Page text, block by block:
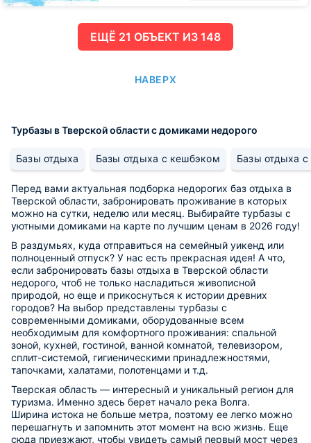
ЕЩË 21 ОБЪЕКТ ИЗ 148
НАВЕРХ
Турбазы в Тверской области с домиками недорого
Базы отдыха Базы отдыха с кешбэком Базы отдыха с
Перед вами актуальная подборка недорогих баз отдыха в
Тверской области, забронировать проживание в которых
можно на сутки, неделю или месяц. Выбирайте турбазы с
уютными домиками на карте по лучшим ценам в 2026 году!
В раздумьях, куда отправиться на семейный уикенд или
полноценный отпуск? У нас есть прекрасная идея! А что,
если забронировать базы отдыха в Тверской области
недорого, чтоб не только насладиться живописной
природой, но еще и прикоснуться к истории древних
городов? На выбор представлены турбазы с
современными домиками, оборудованные всем
необходимым для комфортного проживания: спальной
зоной, кухней, гостиной, ванной комнатой, телевизором,
сплит-системой, гигиеническими принадлежностями,
тапочками, халатами, полотенцами и т.д.
Тверская область — интересный и уникальный регион для
туризма. Именно здесь берет начало река Волга.
Ширина истока не больше метра, поэтому ее легко можно
перешагнуть и запомнить этот момент на всю жизнь. Еще
сюда приезжают, чтобы увидеть самый первый мост через